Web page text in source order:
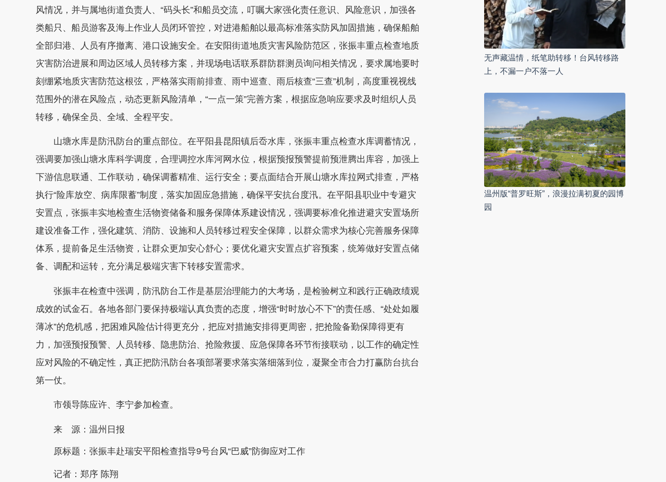
风情况，并与属地街道负责人、“码头长”和船员交流，叮嘱大家强化责任意识、风险意识，加强各
类船只、船员游客及海上作业人员闭环管控，对进港船舶以最高标准落实防风加固措施，确保船舶
全部归港、人员有序撤离、港口设施安全。在安阳街道地质灾害风险防范区，张振丰重点检查地质
灾害防治进展和周边区域人员转移方案，并现场电话联系群防群测员询问相关情况，要求属地要时
刻绷紧地质灾害防范这根弦，严格落实雨前排查、雨中巡查、雨后核查“三查”机制，高度重视视线
范围外的潜在风险点，动态更新风险清单，“一点一策”完善方案，根据应急响应要求及时组织人员
转移，确保全员、全域、全程平安。
山塘水库是防汛防台的重点部位。在平阳县昆阳镇后岙水库，张振丰重点检查水库调蓄情况，
强调要加强山塘水库科学调度，合理调控水库河网水位，根据预报预警提前预泄腾出库容，加强上
下游信息联通、工作联动，确保调蓄精准、运行安全；要点面结合开展山塘水库拉网式排查，严格
执行“险库放空、病库限蓄”制度，落实加固应急措施，确保平安抗台度汛。在平阳县职业中专避灾
安置点，张振丰实地检查生活物资储备和服务保障体系建设情况，强调要标准化推进避灾安置场所
建设准备工作，强化建筑、消防、设施和人员转移过程安全保障，以群众需求为核心完善服务保障
体系，提前备足生活物资，让群众更加安心舒心；要优化避灾安置点扩容预案，统筹做好安置点储
备、调配和运转，充分满足极端灾害下转移安置需求。
张振丰在检查中强调，防汛防台工作是基层治理能力的大考场，是检验树立和践行正确政绩观
成效的试金石。各地各部门要保持极端认真负责的态度，增强“时时放心不下”的责任感、“处处如履
薄冰”的危机感，把困难风险估计得更充分，把应对措施安排得更周密，把抢险备勤保障得更有
力，加强预报预警、人员转移、隐患防治、抢险救援、应急保障各环节衔接联动，以工作的确定性
应对风险的不确定性，真正把防汛防台各项部署要求落实落细落到位，凝聚全市合力打赢防台抗台
第一仗。
市领导陈应许、李宁参加检查。
来 源：温州日报
原标题： 张振丰赴瑞安平阳检查指导9号台风“巴威”防御应对工作
记者：郑序 陈翔
无声藏温情，纸笔助转移！台风转移路
上，不漏一户不落一人
温州版“普罗旺斯”，浪漫拉满初夏的园博
园